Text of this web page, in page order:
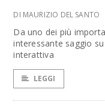
DI MAURIZIO DEL SANTO
Da uno dei più
interessante saggio
interattiva
LEGGI